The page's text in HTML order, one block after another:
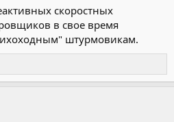
задан.
то дроном можно
FPV. То есть наводя дрон по
до конца года. И если они
n...j-dron-kamikadze-k-5-s-
скоростных
в свое время
штурмовикам.